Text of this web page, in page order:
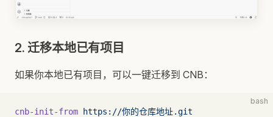
2. 迁移本地已有项目
如果你本地已有项目，可以一键迁移到 CNB：
bash
cnb-init-from https://你的仓库地址.git